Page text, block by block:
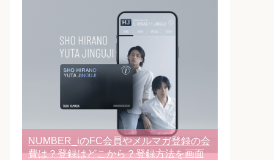
NUMBER_iのFC会員やメルマガ登録の会
費は？登録はどこから？登録方法を画面